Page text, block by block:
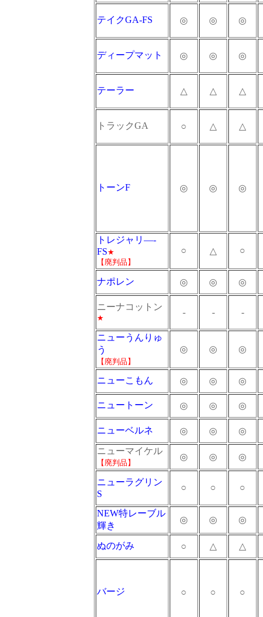
テイクGA-FS ◎ ◎ ◎
ディープマット ◎ ◎ ◎
テーラー △ △ △
トラックGA ○ △ △
トーンF ◎ ◎ ◎
トレジャリ―-
FS★
【廃判品】
○ △ ○
ナポレン ◎ ◎ ◎
ニーナコットン
★
- - -
ニューうんりゅ
う
【廃判品】
◎ ◎ ◎
ニューこもん ◎ ◎ ◎
ニュートーン ◎ ◎ ◎
ニューベルネ ◎ ◎
◎
ニューマイケル
【廃判品】
◎ ◎ ◎
ニューラグリン
S
○ ○ ○
NEW特レーブル
輝き
◎ ◎ ◎
ぬのがみ ○ △ △
バージ ○ ○ ○